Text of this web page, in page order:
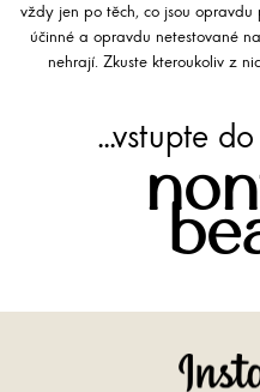
vždy jen po těch, co jsou opravdu
účinné a opravdu netestované
nehrají. Zkuste kteroukoliv z
...vstupte